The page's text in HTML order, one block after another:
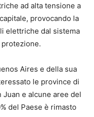
ad alta tensione a
provocando la
elettriche dal sistema
Aires e della sua
le province di
Juan e alcune aree del
del Paese è rimasto